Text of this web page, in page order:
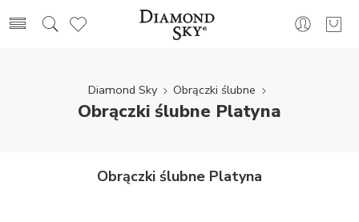
Diamond Sky Obrączki ślubne
Obrączki ślubne Platyna
Obrączki ślubne Platyna